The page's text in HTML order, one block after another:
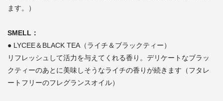
ます。）
SMELL：
● LYCEE＆BLACK TEA（ライチ＆ブラックティー）
リフレッシュして活力を与えてくれる香り。デリケートなブラッ
クティーのあとに美味しそうなライチの香りが続きます（フタレ
ートフリーのフレグランスオイル）